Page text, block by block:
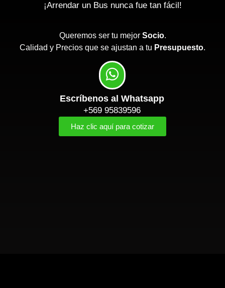
¡Arrendar un Bus nunca fue tan fácil!
Queremos ser tu mejor Socio.
Calidad y Precios que se ajustan a tu Presupuesto.
Escríbenos al Whatsapp
+569 95839596
Haz clic aquí para cotizar